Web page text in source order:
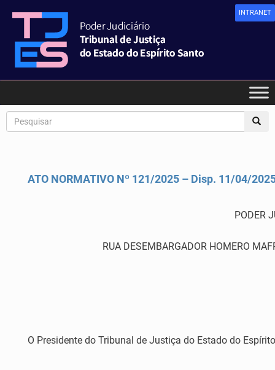
INTRANET
ATO NORMATIVO Nº 121/2025 – Disp. 11/04/
PODER
RUA DESEMBARGADOR HOMERO
O Presidente do Tribunal de Justiça do Estado do